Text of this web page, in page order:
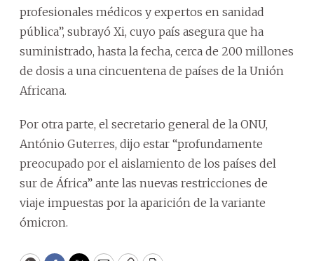
profesionales médicos y expertos en sanidad
pública”, subrayó Xi, cuyo país asegura que ha
suministrado, hasta la fecha, cerca de 200 millones
de dosis a una cincuentena de países de la Unión
Africana.
Por otra parte, el secretario general de la ONU,
António Guterres, dijo estar “profundamente
preocupado por el aislamiento de los países del
sur de África” ante las nuevas restricciones de
viaje impuestas por la aparición de la variante
ómicron.